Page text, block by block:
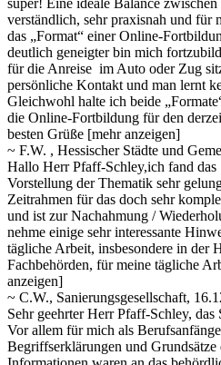
super! Eine ideale Balance
verständlich, sehr praxisnah und
das „Format“ einer Online-
deutlich geneigter bin mich
für die Anreise im Auto oder Zug
persönliche Kontakt und man lernt
Gleichwohl halte ich beide
die Online-Fortbildung für den
besten Grüße [mehr anzeigen]
~ F.W. , Hessischer Städte und
Hallo Herr Pfaff-Schley,ich fand das
Vorstellung der Thematik sehr
Zeitrahmen für das doch sehr
und ist zur Nachahmung /
nehme einige sehr interessante
tägliche Arbeit, insbesondere in der
Fachbehörden, für meine tägliche
anzeigen]
~ C.W., Sanierungsgesellschaft,
Sehr geehrter Herr Pfaff-Schley,
Vor allem für mich als
Begriffserklärungen und